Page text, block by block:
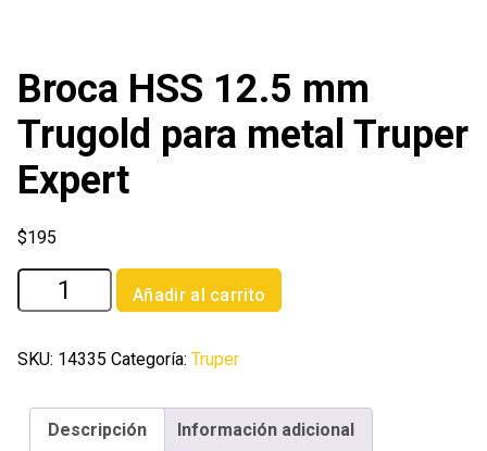
Broca HSS 12.5 mm
Trugold para metal Truper
Expert
$195
Broca
HSS
mm
para
metal
Añadir al carrito
SKU: 14335 Categoría: Truper
Descripción Información adicional